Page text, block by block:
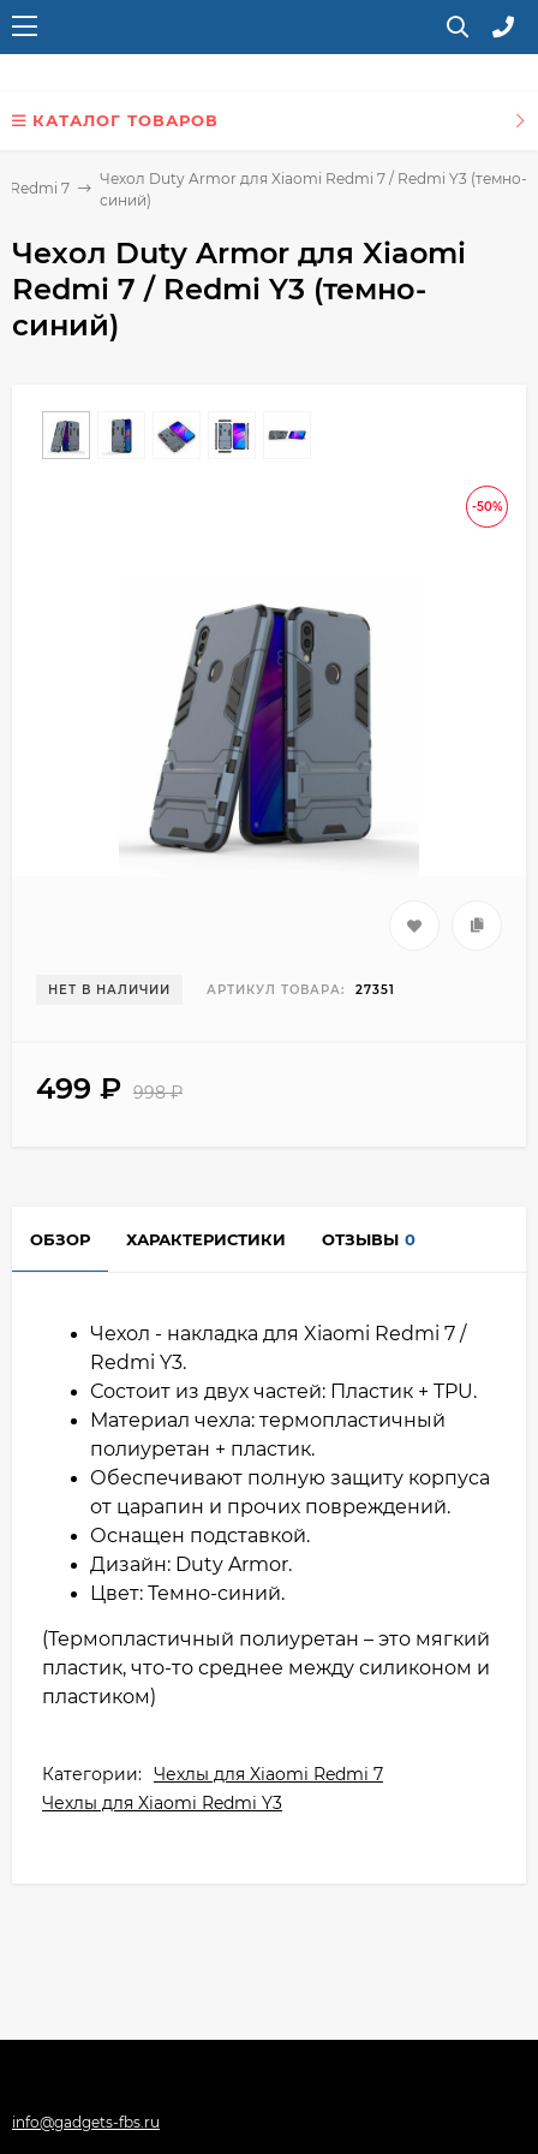
КАТАЛОГ ТОВАРОВ
Redmi 7
Чехол Duty Armor для Xiaomi Redmi 7 / Redmi Y3 (темно-
синий)
Чехол Duty Armor для Xiaomi
Redmi 7 / Redmi Y3 (темно-
синий)
-50%
НЕТ В НАЛИЧИИ АРТИКУЛ ТОВАРА: 27351
499 ₽ 998₽
ОБЗОР ХАРАКТЕРИСТИКИ ОТЗЫВЫ 0
Чехол - накладка для Xiaomi Redmi 7 /
Redmi Y3.
Состоит из двух частей: Пластик + TPU.
Материал чехла: термопластичный
полиуретан + пластик.
Обеспечивают полную защиту корпуса
от царапин и прочих повреждений.
Оснащен подставкой.
Дизайн: Duty Armor.
Цвет: Темно-синий.
(Термопластичный полиуретан – это мягкий
пластик, что-то среднее между силиконом и
пластиком)
Категории: Чехлы для Xiaomi Redmi 7
Чехлы для Xiaomi Redmi Y3
info@gadgets-fbs.ru